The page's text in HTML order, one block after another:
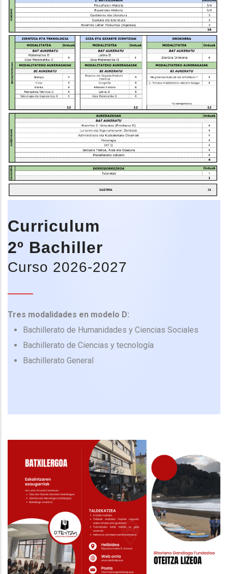
Curriculum
2º Bachiller
Curso 2026-2027
Tres modalidades en modelo D:
Bachillerato de Humanidades y Ciencias Sociales
Bachillerato de Ciencias y tecnología
Bachillerato General